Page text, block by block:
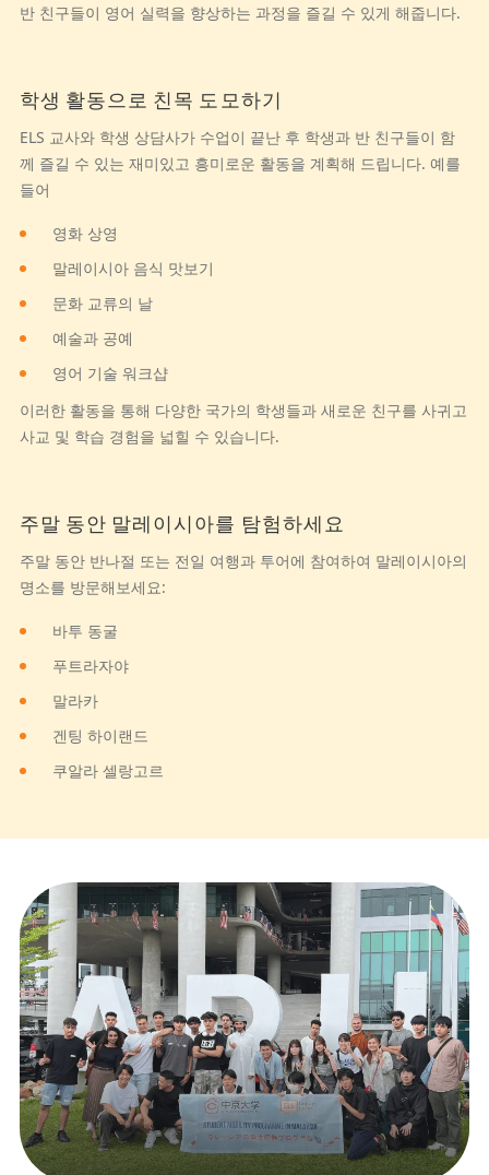
반 친구들이 영어 실력을 향상하는 과정을 즐길 수 있게 해줍니다.
학생 활동으로 친목 도모하기
ELS 교사와 학생 상담사가 수업이 끝난 후 학생과 반 친구들이 함
께 즐길 수 있는 재미있고 흥미로운 활동을 계획해 드립니다. 예를
들어
영화 상영
말레이시아 음식 맛보기
문화 교류의 날
예술과 공예
영어 기술 워크샵
이러한 활동을 통해 다양한 국가의 학생들과 새로운 친구를 사귀고
사교 및 학습 경험을 넓힐 수 있습니다.
주말 동안 말레이시아를 탐험하세요
주말 동안 반나절 또는 전일 여행과 투어에 참여하여 말레이시아의
명소를 방문해보세요:
바투 동굴
푸트라자야
말라카
겐팅 하이랜드
쿠알라 셀랑고르